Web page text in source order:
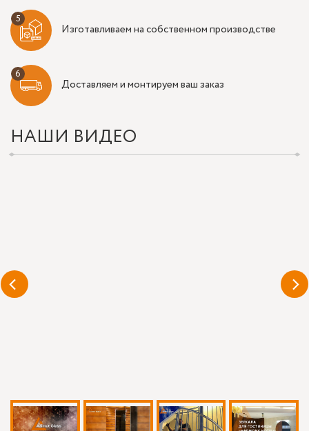
Изготавливаем на собственном производстве
Доставляем и монтируем ваш заказ
НАШИ ВИДЕО